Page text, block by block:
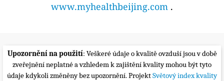
www.myhealthbeijing.com .
Upozornění na použití: Veškeré údaje o kvalitě ovzduší jsou v době
zveřejnění neplatné a vzhledem k zajištění kvality mohou být tyto
údaje kdykoli změněny bez upozornění. ProjektSvětový index kvality